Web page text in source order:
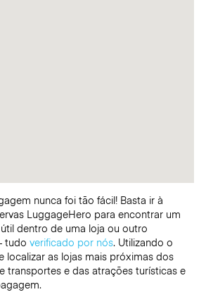
nunca foi tão fácil! Basta ir à
LuggageHero para encontrar um
dentro de uma loja ou outro
tudo verificado por nós. Utilizando o
localizar as lojas mais próximas dos
transportes e das atrações turísticas e